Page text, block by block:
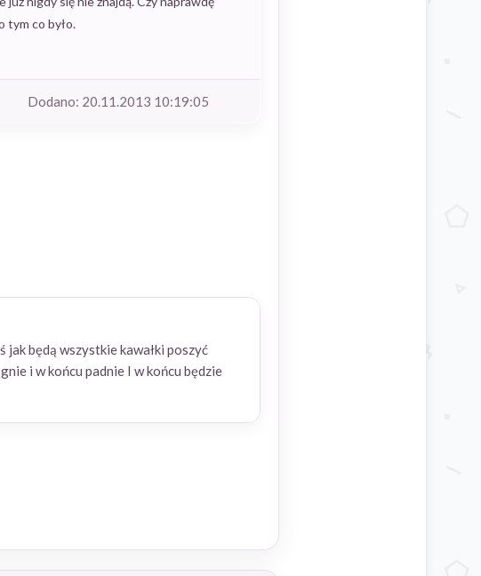
tym co było.
Dodano: 20.11.2013 10:19:05
jak będą wszystkie kawałki poszyć
i w końcu padnie I w końcu będzie